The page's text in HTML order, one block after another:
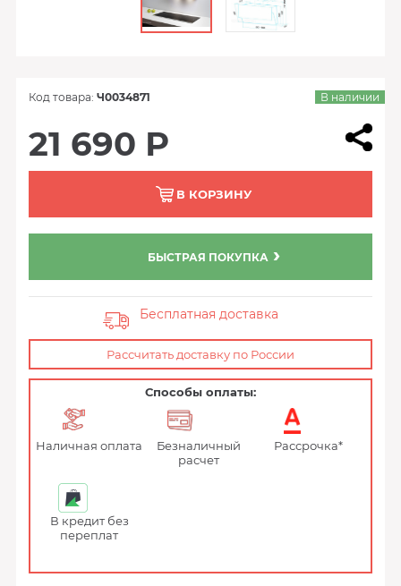
Код товара: Ч0034871 В наличии
21 690 Р
В КОРЗИНУ
БЫСТРАЯ ПОКУПКА
Бесплатная доставка
Рассчитать доставку по России
Способы оплаты:
Наличная оплата
Безналичный
расчет
Рассрочка*
В кредит без
переплат